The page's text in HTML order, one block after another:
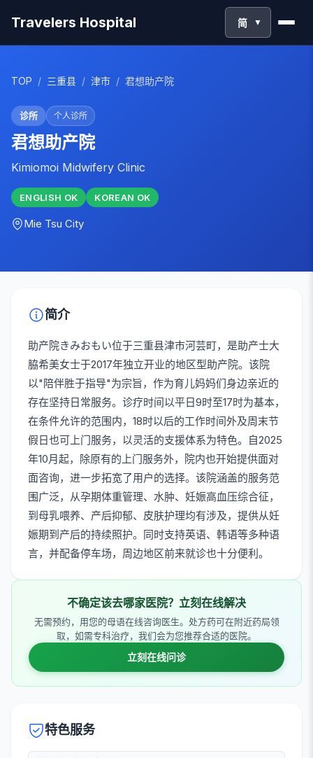
Travelers Hospital 简 ▼
TOP / 三重县 / 津市 / 君想助产院
诊所 个人诊所
君想助产院
Kimiomoi Midwifery Clinic
ENGLISH OK KOREAN OK
Mie Tsu City
简介
助产院きみおもい位于三重县津市河芸町，是助产士大
脇希美女士于2017年独立开业的地区型助产院。该院
以"陪伴胜于指导"为宗旨，作为育儿妈妈们身边亲近的
存在坚持日常服务。诊疗时间以平日9时至17时为基本，
在条件允许的范围内，18时以后的工作时间外及周末节
假日也可上门服务，以灵活的支援体系为特色。自2025
年10月起，除原有的上门服务外，院内也开始提供面对
面咨询，进一步拓宽了用户的选择。该院涵盖的服务范
围广泛，从孕期体重管理、水肿、妊娠高血压综合征，
到母乳喂养、产后抑郁、皮肤护理均有涉及，提供从妊
娠期到产后的持续照护。同时支持英语、韩语等多种语
言，并配备停车场，周边地区前来就诊也十分便利。
不确定该去哪家医院？立刻在线解决
无需预约，用您的母语在线咨询医生。处方药可在附近药局领
取，如需专科治疗，我们会为您推荐合适的医院。
立刻在线问诊
特色服务